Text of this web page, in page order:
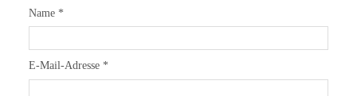
Name *
E-Mail-Adresse *